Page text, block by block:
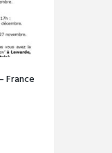
France